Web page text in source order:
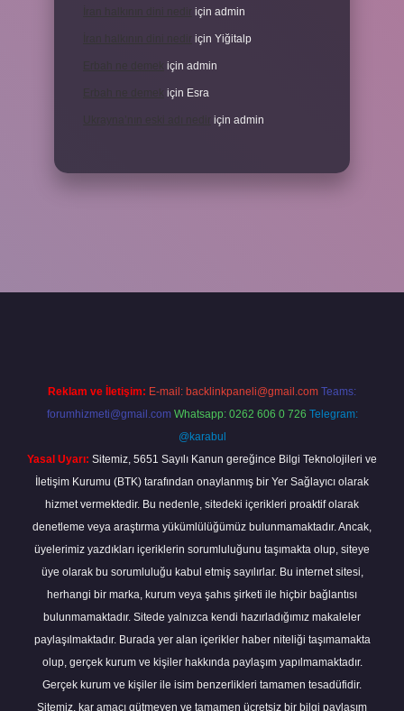
için admin
için Yiğitalp
için admin
için Esra
için admin
Reklam ve İletişim: E-mail: backlinkpaneli@gmail.com Teams:
forumhizmeti@gmail.com Whatsapp: 0262 606 0 726 Telegram:
@karabul
Yasal Uyarı: Sitemiz, 5651 Sayılı Kanun gereğince Bilgi Teknolojileri ve
İletişim Kurumu (BTK) tarafından onaylanmış bir Yer Sağlayıcı olarak
hizmet vermektedir. Bu nedenle, sitedeki içerikleri proaktif olarak
denetleme veya araştırma yükümlülüğümüz bulunmamaktadır. Ancak,
üyelerimiz yazdıkları içeriklerin sorumluluğunu taşımakta olup, siteye
üye olarak bu sorumluluğu kabul etmiş sayılırlar. Bu internet sitesi,
herhangi bir marka, kurum veya şahıs şirketi ile hiçbir bağlantısı
bulunmamaktadır. Sitede yalnızca kendi hazırladığımız makaleler
paylaşılmaktadır. Burada yer alan içerikler haber niteliği taşımamakta
olup, gerçek kurum ve kişiler hakkında paylaşım yapılmamaktadır.
Gerçek kurum ve kişiler ile isim benzerlikleri tamamen tesadüfidir.
Sitemiz, kar amacı gütmeyen ve tamamen ücretsiz bir bilgi paylaşım